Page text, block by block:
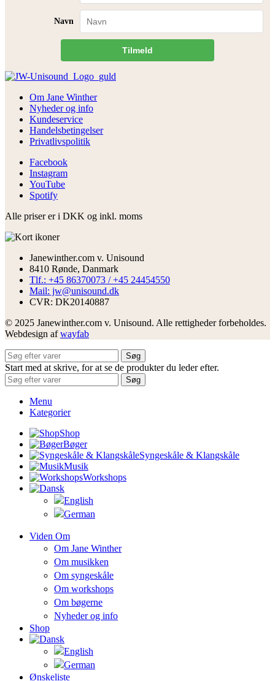
Navn
Tilmeld
Om Jane Winther
Nyheder og info
Kundeservice
Handelsbetingelser
Privatlivspolitik
Facebook
Instagram
YouTube
Spotify
Alle priser er i DKK og inkl. moms
Janewinther.com v. Unisound
8410 Rønde, Danmark
Tlf.: +45 86370073 / +45 24454550
Mail: jw@unisound.dk
CVR: DK20140887
© 2025 Janewinther.com v. Unisound. Alle rettigheder forbeholdes.
Webdesign afwayfab
Søg
Start med at skrive, for at se de produkter du leder efter.
Søg
Menu
Kategorier
Shop
Bøger
Syngeskåle & Klangskåle
Musik
Workshops
Viden Om
Om Jane Winther
Om musikken
Om syngeskåle
Om workshops
Om bøgerne
Nyheder og info
Shop
Ønskeliste